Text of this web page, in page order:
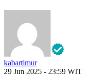
kabartimur
29 Jun 2025 - 23:59 WIT